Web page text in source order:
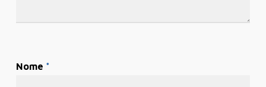
Nome *